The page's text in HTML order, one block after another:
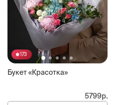
173
Букет «Красотка»
5799р.